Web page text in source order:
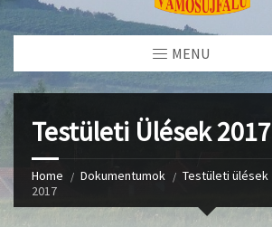
MENU
Testületi Ülések 2017
Home Dokumentumok Testületi ülések
2017